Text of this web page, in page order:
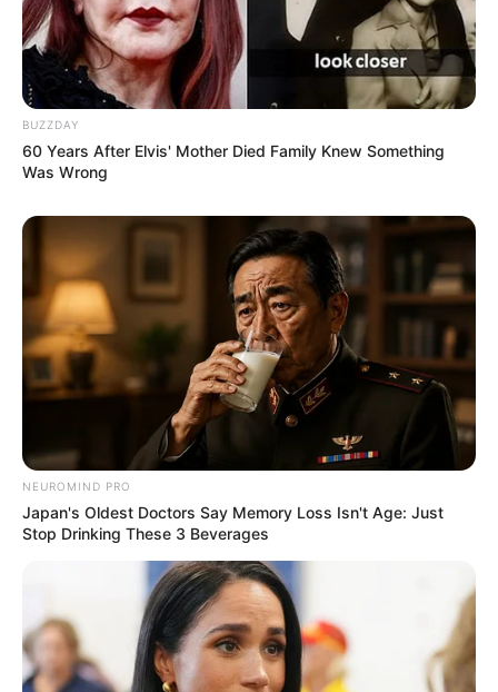
BUZZDAY
60 Years After Elvis' Mother Died Family Knew Something
Was Wrong
NEUROMIND PRO
Japan's Oldest Doctors Say Memory Loss Isn't Age: Just
Stop Drinking These 3 Beverages